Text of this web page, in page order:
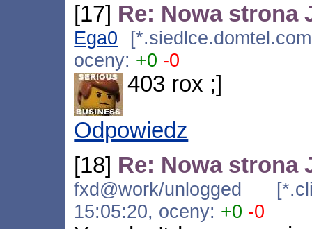
[17] Re: Nowa strona
Ega0
oceny: +0 -0
403 rox ;]
Odpowiedz
[18] Re: Nowa strona
fxd@work/unlogged
15:05:20, oceny: +0 -0